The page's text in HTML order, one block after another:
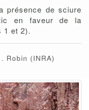
présence de sciure
en faveur de la
1 et 2).
Robin (INRA)